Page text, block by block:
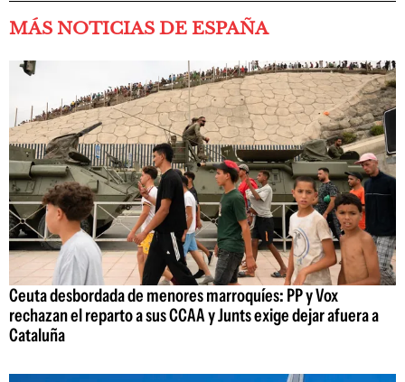
MÁS NOTICIAS DE ESPAÑA
Ceuta desbordada de menores marroquíes: PP y Vox
rechazan el reparto a sus CCAA y Junts exige dejar afuera a
Cataluña